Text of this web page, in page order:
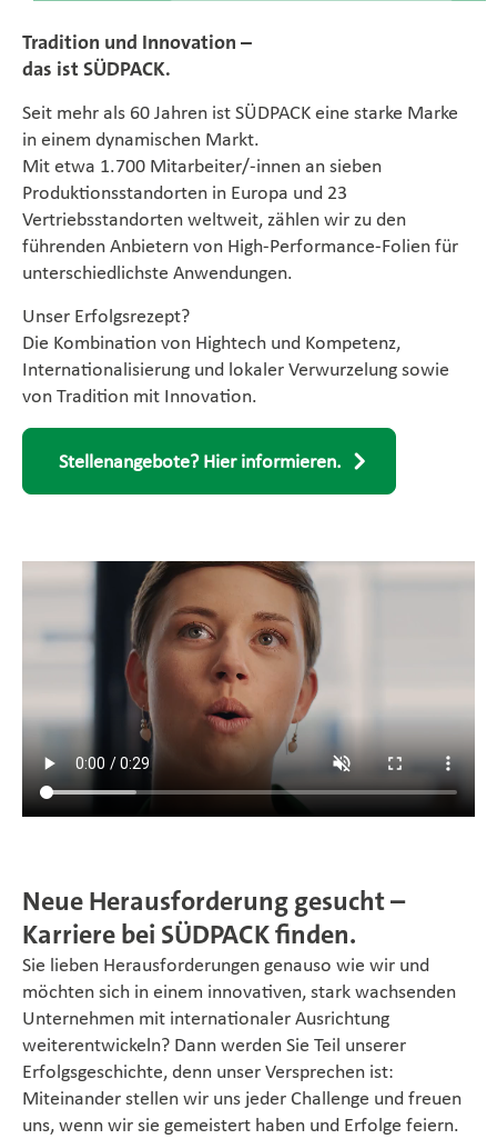
Tradition und Innovation –
das ist SÜDPACK.
Seit mehr als 60 Jahren ist SÜDPACK eine starke Marke
in einem dynamischen Markt.
Mit etwa 1.700 Mitarbeiter/-innen an sieben
Produktionsstandorten in Europa und 23
Vertriebsstandorten weltweit, zählen wir zu den
führenden Anbietern von High-Performance-Folien für
unterschiedlichste Anwendungen.
Unser Erfolgsrezept?
Die Kombination von Hightech und Kompetenz,
Internationalisierung und lokaler Verwurzelung sowie
von Tradition mit Innovation.
Stellenangebote? Hier informieren.
Neue Herausforderung gesucht –
Karriere bei SÜDPACK finden.
Sie lieben Herausforderungen genauso wie wir und
möchten sich in einem innovativen, stark wachsenden
Unternehmen mit internationaler Ausrichtung
weiterentwickeln? Dann werden Sie Teil unserer
Erfolgsgeschichte, denn unser Versprechen ist:
Miteinander stellen wir uns jeder Challenge und freuen
uns, wenn wir sie gemeistert haben und Erfolge feiern.